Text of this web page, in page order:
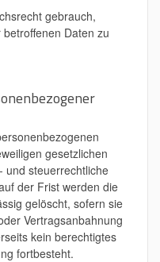
gebrauch,
Daten zu
gesetzlichen
und steuerrechtliche
der Frist werden die
gelöscht, sofern sie
Vertragsanbahnung
kein berechtigtes
fortbesteht.